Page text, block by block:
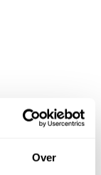
Over